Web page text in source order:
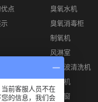
点
臭氧水机
臭氧消毒柜
制氧机
风淋室
超声波清洗机
风幕机
传递窗
前客服人员不在
的信息，我们会